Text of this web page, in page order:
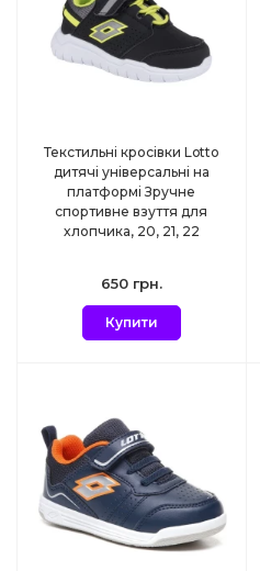
Текстильні кросівки Lotto
дитячі універсальні на
платформі Зручне
спортивне взуття для
хлопчика, 20, 21, 22
650 грн.
Купити